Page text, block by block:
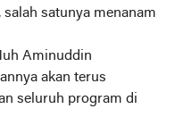
satunya menanam
Aminuddin
akan terus
seluruh program di